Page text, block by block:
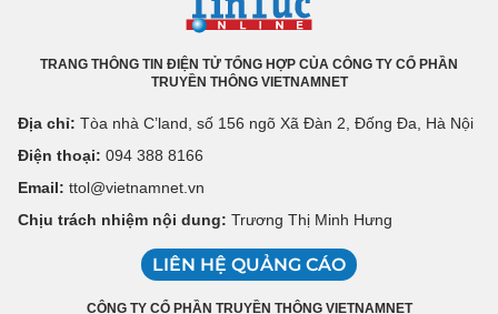
TRANG THÔNG TIN ĐIỆN TỬ TỔNG HỢP CỦA CÔNG TY CỔ PHẦN
TRUYỀN THÔNG VIETNAMNET
Địa chỉ: Tòa nhà C’land, số 156 ngõ Xã Đàn 2, Đống Đa, Hà Nội
Điện thoại: 094 388 8166
Email: ttol@vietnamnet.vn
Chịu trách nhiệm nội dung: Trương Thị Minh Hưng
LIÊN HỆ QUẢNG CÁO
CÔNG TY CỔ PHẦN TRUYỀN THÔNG VIETNAMNET